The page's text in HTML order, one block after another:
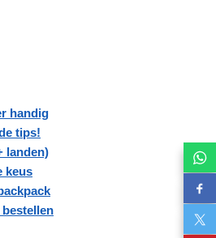
handig
tips!
landen)
keus